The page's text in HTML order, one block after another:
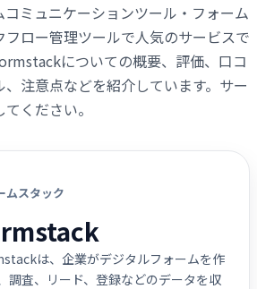
ミュニケーションツール・フォーム
ロー管理ツールで人気のサービスで
についての概要、評価、口コ
注意点などを紹介しています。サー
ください。
ムスタック
は、企業がデジタルフォームを作
調査、リード、登録などのデータを収